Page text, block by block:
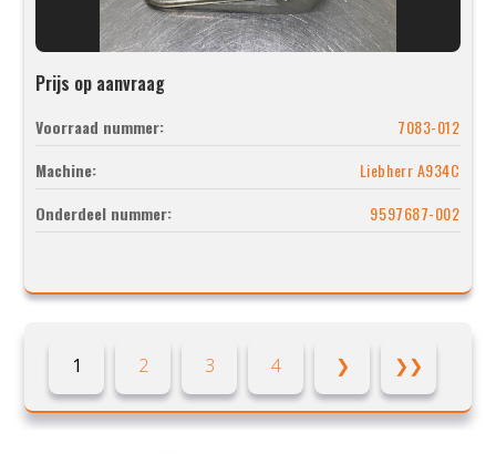
Prijs op aanvraag
Voorraad nummer:
7083-012
Machine:
Liebherr A934C
Onderdeel nummer:
9597687-002
1 2 3 4 ❯ ❯❯